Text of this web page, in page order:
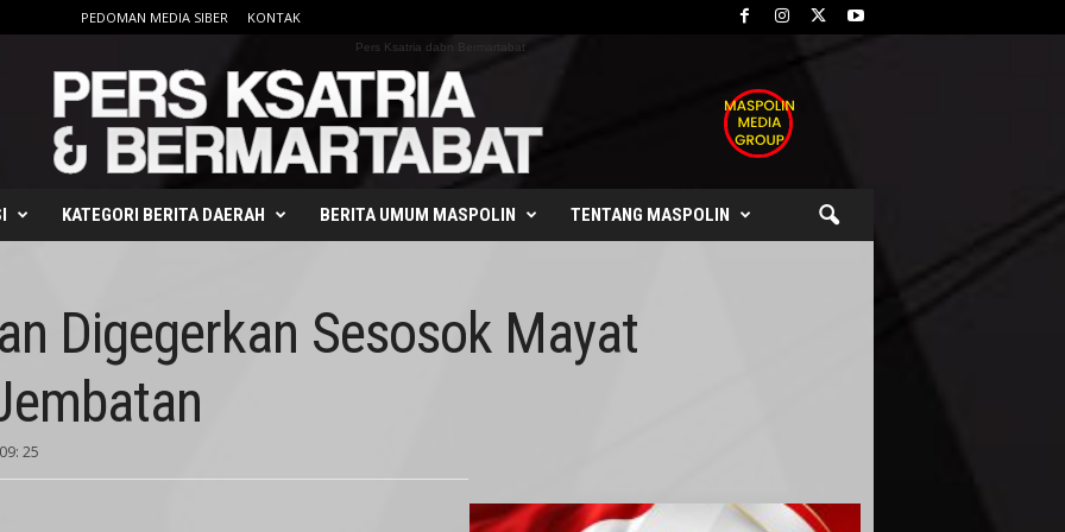
PEDOMAN MEDIA SIBER KONTAK
Pers Ksatria dabn Bermartabat
KATEGORI BERITA DAERAH BERITA UMUM MASPOLIN TENTANG MASPOLIN
Digegerkan Sesosok Mayat
25